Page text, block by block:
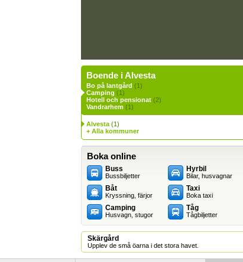
Boende i Alvesta
Bo på lantgård (1)
Camping (1)
Hotell och pensionat (2)
Vandrarhem (1)
Alvesta (1)
+ Alla kommuner
Boka online
Buss
Bussbiljetter
Båt
Kryssning, färjor
Camping
Husvagn, stugor
Hyrbil
Bilar, husvagnar
Taxi
Boka taxi
Tåg
Tågbiljetter
Skärgård
Upplev de små öarna i det stora havet.